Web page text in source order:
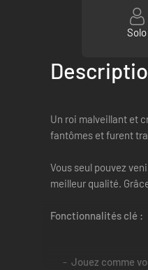
Solo
Un roi malveillant et
fantômes et furent
Vous seul pouvez
meilleur qualité.
Fonctionnalités clé :
Jouez comme